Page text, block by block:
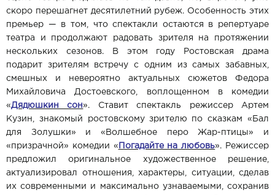
скоро перешагнет десятилетний рубеж. Особенность этих
премьер — в том, что спектакли остаются в репертуаре
театра и продолжают радовать зрителя на протяжении
нескольких сезонов. В этом году Ростовская драма
подарит зрителям встречу с одним из самых забавных,
смешных и невероятно актуальных сюжетов Федора
Михайловича Достоевского, воплощенном в комедии
«Дядюшкин сон». Ставит спектакль режиссер Артем
Кузин, знакомый ростовскому зрителю по сказкам «Бал
для Золушки» и «Волшебное перо Жар-птицы» и
«призрачной» комедии « Погадайте на любовь». Режиссер
предложил оригинальное художественное решение,
актуализировал отношения, характеры, ситуации, сделав
их современными и максимально узнаваемыми, сохранив